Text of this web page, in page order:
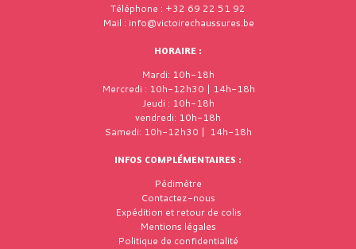
Téléphone : +32 69 22 51 92
Mail : info@victoirechaussures.be
HORAIRE :
Mardi: 10h-18h
Mercredi : 10h-12h30 | 14h-18h
Jeudi : 10h-18h
vendredi: 10h-18h
Samedi: 10h-12h30 | 14h-18h
INFOS COMPLÉMENTAIRES :
Pédimètre
Contactez-nous
Expédition et retour de colis
Mentions légales
Politique de confidentialité